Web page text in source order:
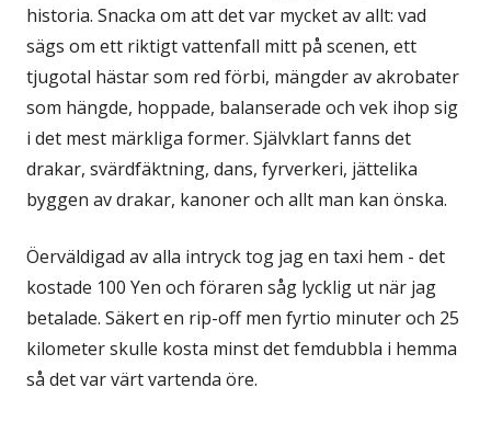
historia. Snacka om att det var mycket av allt: vad
sägs om ett riktigt vattenfall mitt på scenen, ett
tjugotal hästar som red förbi, mängder av akrobater
som hängde, hoppade, balanserade och vek ihop sig
i det mest märkliga former. Självklart fanns det
drakar, svärdfäktning, dans, fyrverkeri, jättelika
byggen av drakar, kanoner och allt man kan önska.
Öerväldigad av alla intryck tog jag en taxi hem - det
kostade 100 Yen och föraren såg lycklig ut när jag
betalade. Säkert en rip-off men fyrtio minuter och 25
kilometer skulle kosta minst det femdubbla i hemma
så det var värt vartenda öre.